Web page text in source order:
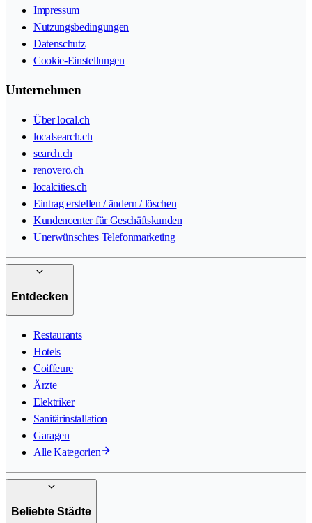
Impressum
Nutzungsbedingungen
Datenschutz
Cookie-Einstellungen
Unternehmen
Über local.ch
localsearch.ch
search.ch
renovero.ch
localcities.ch
Eintrag erstellen / ändern / löschen
Kundencenter für Geschäftskunden
Unerwünschtes Telefonmarketing
Entdecken
Restaurants
Hotels
Coiffeure
Ärzte
Elektriker
Sanitärinstallation
Garagen
Alle Kategorien
Beliebte Städte